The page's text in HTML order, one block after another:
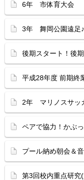
6年 市体育大会
3年 舞岡公園遠足♪
後期スタート！後
平成28年度 前期終
2年 マリノスサッ
ペアで協力！かぶ
プール納め朝会＆
第3回校内重点研究